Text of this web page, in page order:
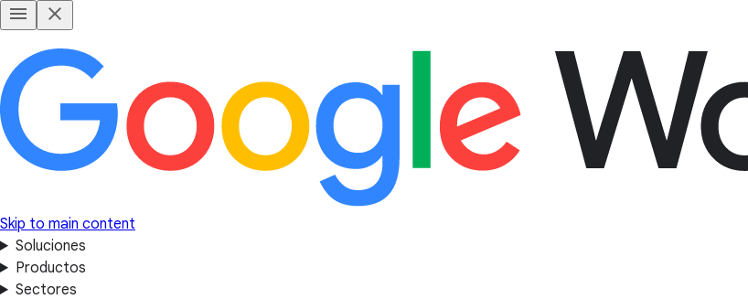
Skip to main content
Soluciones
Productos
Sectores